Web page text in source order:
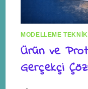
MODELLEME
Ürün ve
Gerçekçi